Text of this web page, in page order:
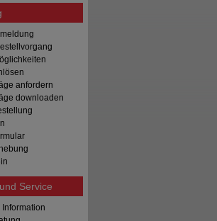
anfordern
downloaden
Service